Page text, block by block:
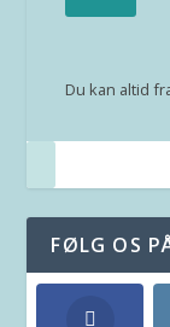
Du kan altid
FØLG OS